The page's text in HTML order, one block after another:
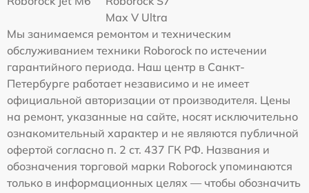
Max V Ultra
Мы занимаемся ремонтом и техническим
обслуживанием техники Roborock по истечении
гарантийного периода. Наш центр в Санкт-
Петербурге работает независимо и не имеет
официальной авторизации от производителя. Цены
на ремонт, указанные на сайте, носят исключительно
ознакомительный характер и не являются публичной
офертой согласно п. 2 ст. 437 ГК РФ. Названия и
обозначения торговой марки Roborock упоминаются
только в информационных целях — чтобы обозначить